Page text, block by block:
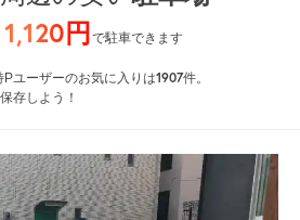
1,120円で駐車できます
ユーザーのお気に入りは1907件。
存しよう！